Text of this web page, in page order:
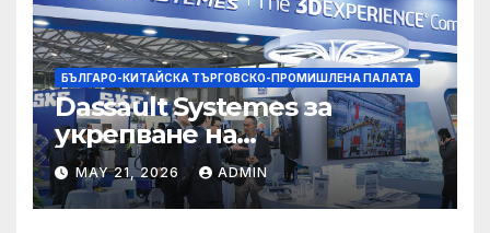
БЪЛГАРО-КИТАЙСКА ТЪРГОВСКО-ПРОМИШЛЕНА ПАЛАТА
Dassault Systemes за
укрепване на
изграждането на AI
екосистема в Китай
MAY 21, 2026 ADMIN